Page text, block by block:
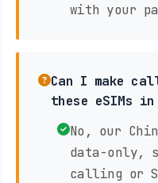
with your
Can I make
these eSIMs in
No, our
data-only,
calling or